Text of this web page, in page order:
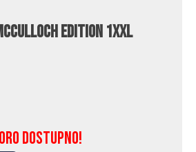
Edition 1XXL
dostupno!